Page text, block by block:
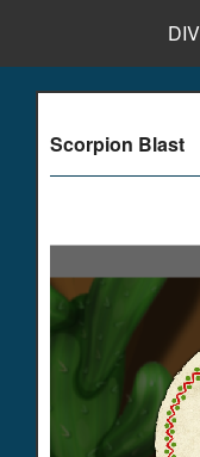
Scorpion Blast